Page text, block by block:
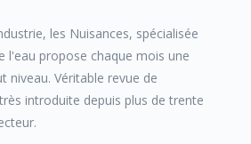
les Nuisances, spécialisée
l'eau propose chaque mois une
niveau. Véritable revue de
introduite depuis plus de trente